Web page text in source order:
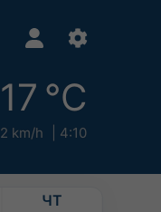
17 °C
2 km/h 4:10
ЧТ